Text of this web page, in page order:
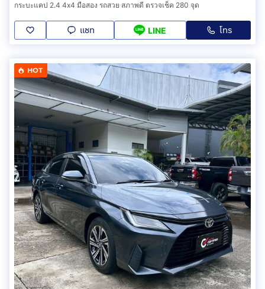
กระบะแคป 2.4 4x4 มือสอง รถสวย สภาพดี ตรวจเช็ค 280 จุด
แชท LINE โทร
HOT